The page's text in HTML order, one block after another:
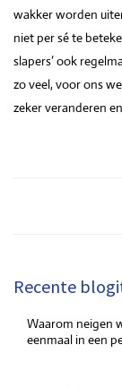
wakker worden
niet per sé te
slapers’ ook
zo veel, voor ons
zeker veranderen
Recente
Waarom neigen
eenmaal in een